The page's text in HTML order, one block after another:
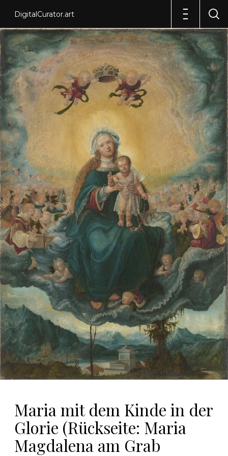
DigitalCurator.art
Maria mit dem Kinde in der
Glorie (Rückseite: Maria
Magdalena am Grab